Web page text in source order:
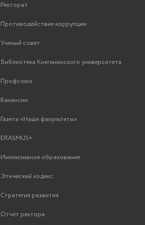
Ректорат
Противодействие коррупции
Ученый совет
Библиотека Княгининского университета
Профсоюз
Вакансии
Газета «Наши факультеты»
ERASMUS+
Инклюзивное образование
Этический кодекс
Стратегия развития
Отчёт ректора